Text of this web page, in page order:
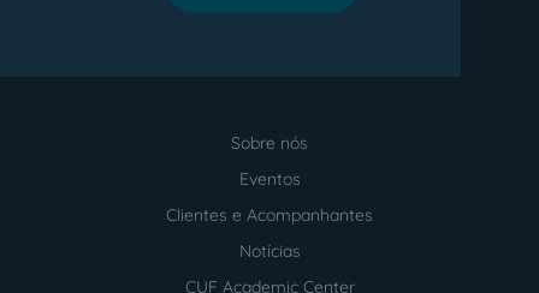
Sobre nós
Eventos
Clientes e Acompanhantes
Notícias
CUF Academic Center